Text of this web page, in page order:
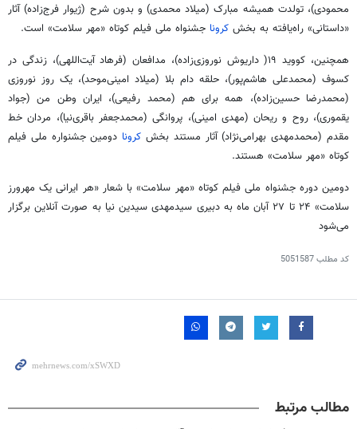
محمودی)، تولدت همیشه مبارک (میلاد محمدی) و بدون شرح (ژیوارفرج‌زاده) آثار
«داستانی» راه‌یافته به بخش کرونا جشنواه ملی فیلم کوتاه «مهر سلامت» است.
همچنین، کووید
۱۹( داریوش نوروزی‌زاده)، مدافعان (فرهاد آیت‌اللهی)، زندگی در
کسوف (محمدعلی هاشم‌پور)، حلقه دام بلا (میلاد امینی‌موحد)، یک روز نوروزی
(محمدرضا حسین‌زاده)، همه برای هم (محمد رفیعی)، ایران وطن من (جواد
یقموری)، روح و ریحان (مهدی امینی)، پروانگی (محمدجعفر باقری‌نیا)، مردان خط
مقدم (محمدمهدی بهرامی‌نژاد) آثار مستند بخش کرونا دومین جشنواره ملی فیلم
کوتاه «مهر سلامت» هستند.
دومین دورهجشنواه ملی فیلم کوتاه «مهر سلامت» با شعار «هر ایرانی یک مهرورز
سلامت» ۲۴ تا ۲۷ آبان ماه به دبیری
سیدمهدیسیدین نیا به صورت آنلاین برگزار
می‌شود
کد مطلب5051587
مطالب مرتبط